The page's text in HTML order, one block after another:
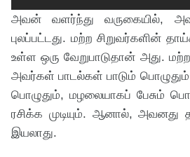
அவன் வளர்ந்து வருகையில்,
புலப்பட்டது. மற்ற சிறுவர்களின்
உள்ள ஒரு வேறுபாடுதான் அது.
அவர்கள் பாடல்கள் பாடும்
பொழுதும், மழலையாகப் பேசும்
ரசிக்க முடியும். ஆனால், அவனது
இயலாது.